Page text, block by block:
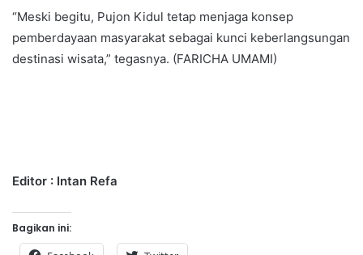
“Meski begitu, Pujon Kidul tetap menjaga konsep
pemberdayaan masyarakat sebagai kunci keberlangsungan
destinasi wisata,” tegasnya. (FARICHA UMAMI)
Editor : Intan Refa
Bagikan ini: